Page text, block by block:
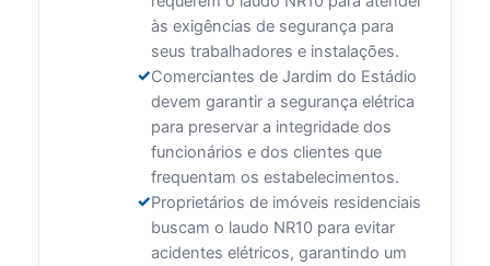
às exigências de segurança para
seus trabalhadores e instalações.
Comerciantes de Jardim do Estádio
devem garantir a segurança elétrica
para preservar a integridade dos
funcionários e dos clientes que
frequentam os estabelecimentos.
Proprietários de imóveis residenciais
buscam o laudo NR10 para evitar
acidentes elétricos, garantindo um